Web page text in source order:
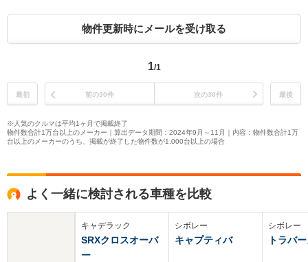
物件更新時にメールを受け取る
1/1
最初 前の30件 次の30件 最後
※人気のクルマは平均1ヶ月で掲載終了
物件数合計1万台以上のメーカー｜算出データ期間：2024年9月～11月｜内容：物件数合計1万
台以上のメーカーのうち、掲載が終了した物件数が1,000台以上の場合
よく一緒に検討される車種を比較
キャデラック
SRXクロスオーバ
ー
シボレー
キャプティバ
シボレー
トラバ